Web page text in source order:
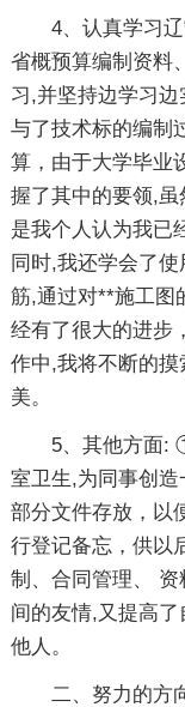
4、认真学习
省概预算编制资料
习,并坚持边学习
与了技术标的编制
算，由于大学毕业
握了其中的要领,
是我个人认为我已
同时,我还学会了使
筋,通过对**施工图
经有了很大的进步
作中,我将不断的
美。
5、其他方面:
室卫生,为同事创
部分文件存放，以
行登记备忘，供以
制、合同管理、
间的友情,又提高
他人。
二、努力的方